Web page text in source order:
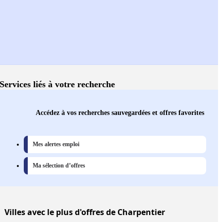
Services liés à votre recherche
Accédez à vos recherches sauvegardées et offres favorites
Mes alertes emploi
Ma sélection d’offres
Villesavec le plus d'offres de Charpentier